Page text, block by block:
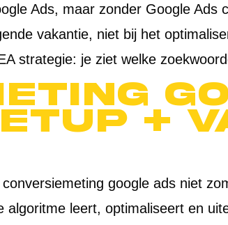
Ads, maar zonder Google Ads
vakantie, niet bij het
strategie: je ziet welke
+
google ads niet
leert, optimaliseert en